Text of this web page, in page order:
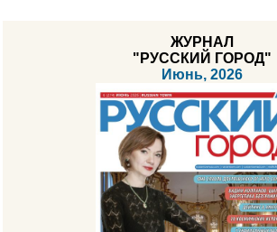
ЖУРНАЛ
"РУССКИЙ ГОРОД"
Июнь, 2026